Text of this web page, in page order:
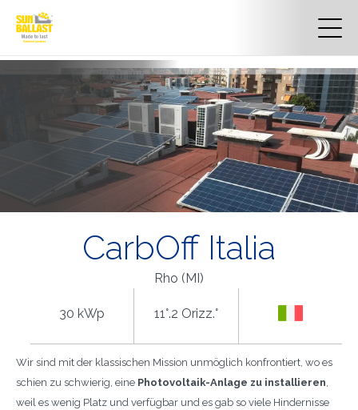
CarbOff Italia
Rho (MI)
30 kWp 11°.2 Orizz.°
Wir sind mit der klassischen Mission unmöglich konfrontiert, wo es
schien zu schwierig, eine Photovoltaik-Anlage zu installieren,
weil es wenig Platz und verfügbar und es gab so viele Hindernisse